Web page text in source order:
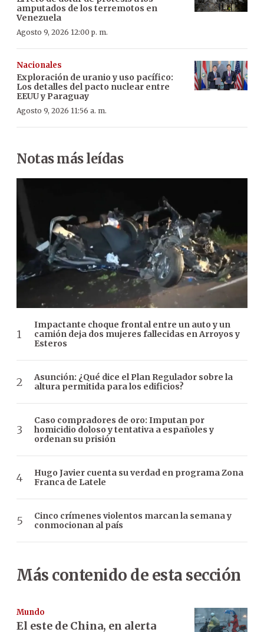
amputados de los terremotos en
Venezuela
Agosto 9, 2026 12:00 p. m.
Nacionales
Exploración de uranio y uso pacífico:
Los detalles del pacto nuclear entre
EEUU y Paraguay
Agosto 9, 2026 11:56 a. m.
Notas más leídas
Impactante choque frontal entre un auto y un
camión deja dos mujeres fallecidas en Arroyos y
Esteros
Asunción: ¿Qué dice el Plan Regulador sobre la
altura permitida para los edificios?
Caso compradores de oro: Imputan por
homicidio doloso y tentativa a españoles y
ordenan su prisión
Hugo Javier cuenta su verdad en programa Zona
Franca de Latele
Cinco crímenes violentos marcan la semana y
conmocionan al país
Más contenido de esta sección
Mundo
El este de China, en alerta